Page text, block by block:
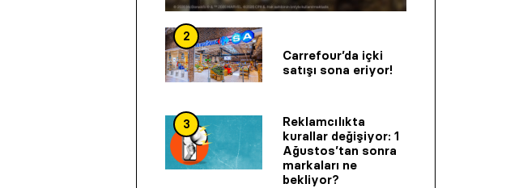
2
Carrefour’da içki
satışı sona eriyor!
3
Reklamcılıkta
kurallar değişiyor: 1
Ağustos’tan sonra
markaları ne
bekliyor?